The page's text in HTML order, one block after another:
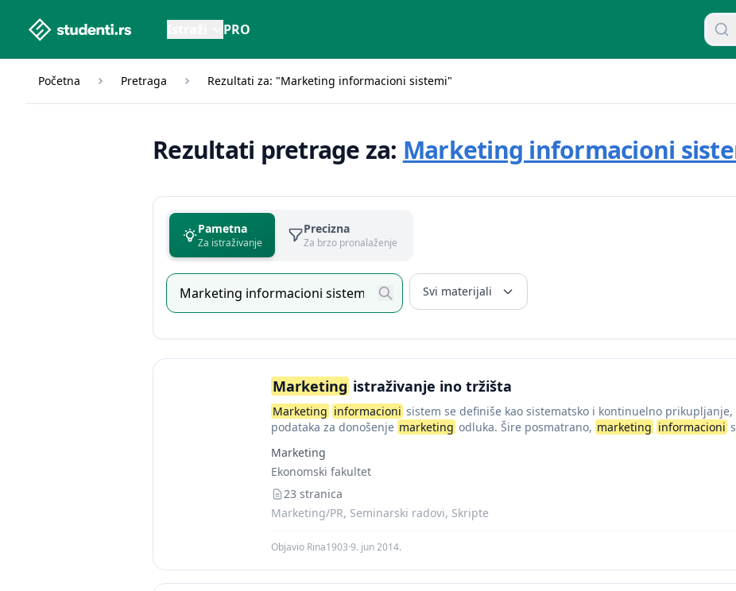
studenti.rs home page PRO
Početna Pretraga Rezultati za: "Marketing informacioni sistemi"
Rezultati pretrage za: Marketing informacioni
Pametna
Za istraživanje
Precizna
Za brzo pronalaženje
Svi materijali
Marketing istraživanje ino tržišta
Marketing informacioni sistem se definiše kao sistematsko i kontinuelno
podataka za donošenje marketing odluka. Šire posmatrano, marketing informacioni
Marketing
Ekonomski fakultet
23 stranica
Marketing/PR, Seminarski radovi, Skripte
Objavio Rina1903·9. jun 2014.